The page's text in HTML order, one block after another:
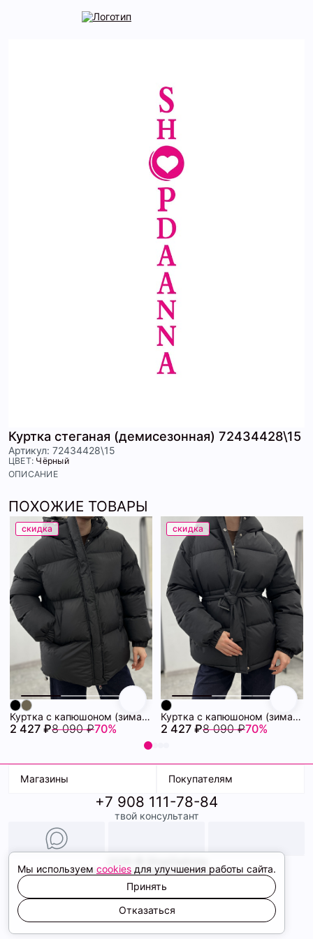
Куртка стеганая (демисезонная) 72434428\15
Артикул: 72434428\15
ЦВЕТ: Чёрный
ОПИСАНИЕ
ПОХОЖИЕ ТОВАРЫ
скидка
Куртка с капюшоном (зима) 72460880\15
2 427 ₽8 090 ₽70%
скидка
Куртка с капюшоном (зима) 72460878\15
2 427 ₽8 090 ₽70%
Магазины
ТК Терминал
ТРК Континент
Покупателям
Доставка
Условия оплаты
Образы
+7 908 111-78-84
твой консультант
Политика конфиденциальности
Соглашение cookie
Сайт создали
Мы используем cookies для улучшения работы сайта.
Принять
Отказаться